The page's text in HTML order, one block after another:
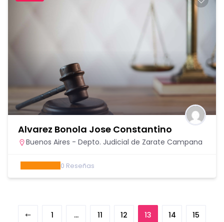
Alvarez Bonola Jose Constantino
Buenos Aires - Depto. Judicial de Zarate Campana
0 Reseñas
1 … 11 12 13 14 15